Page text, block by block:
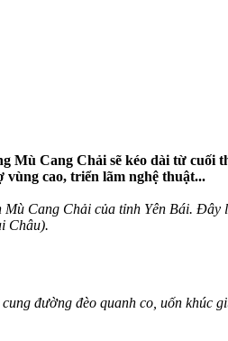
Cang Chải sẽ kéo dài từ cuối
cao, triển lãm nghệ thuật...
Cang Chải của tỉnh Yên Bái.
Châu).
đường đèo quanh co, uốn khúc